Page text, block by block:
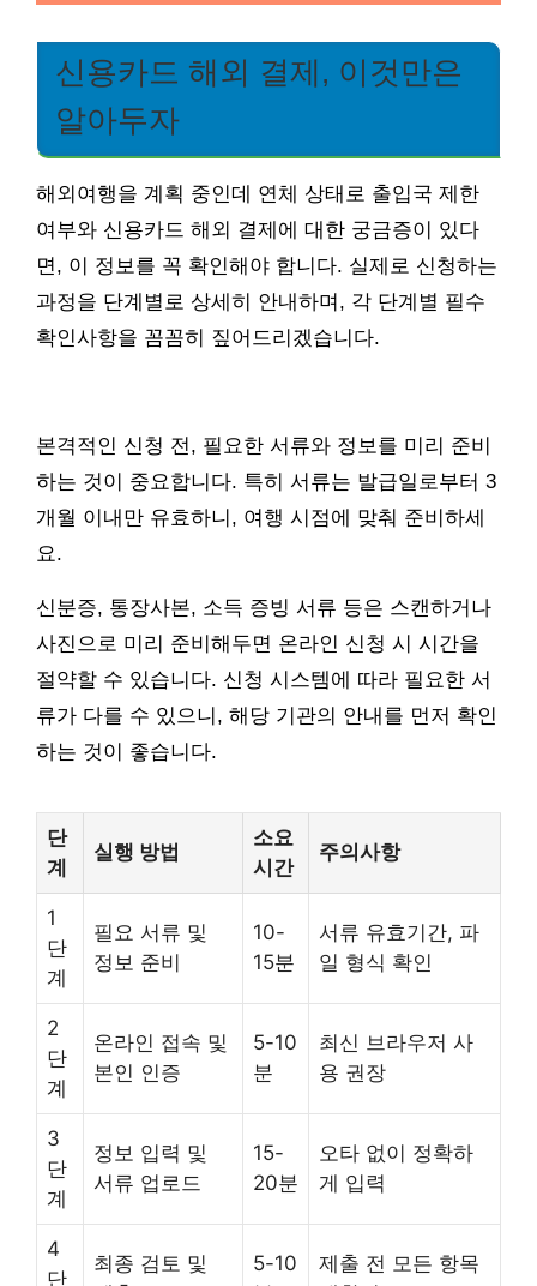
신용카드 해외 결제, 이것만은
알아두자
해외여행을 계획 중인데 연체 상태로 출입국 제한
여부와 신용카드 해외 결제에 대한 궁금증이 있다
면, 이 정보를 꼭 확인해야 합니다. 실제로 신청하는
과정을 단계별로 상세히 안내하며, 각 단계별 필수
확인사항을 꼼꼼히 짚어드리겠습니다.
본격적인 신청 전, 필요한 서류와 정보를 미리 준비
하는 것이 중요합니다. 특히 서류는 발급일로부터 3
개월 이내만 유효하니, 여행 시점에 맞춰 준비하세
요.
신분증, 통장사본, 소득 증빙 서류 등은 스캔하거나
사진으로 미리 준비해두면 온라인 신청 시 시간을
절약할 수 있습니다. 신청 시스템에 따라 필요한 서
류가 다를 수 있으니, 해당 기관의 안내를 먼저 확인
하는 것이 좋습니다.
단
계
실행 방법
소요
시간
주의사항
1
단
계
필요 서류 및
정보 준비
10-
15분
서류 유효기간, 파
일 형식 확인
2
단
계
온라인 접속 및
본인 인증
5-10
분
최신 브라우저 사
용 권장
3
단
계
정보 입력 및
서류 업로드
15-
20분
오타 없이 정확하
게 입력
4
단
최종 검토 및
5-10
제출 전 모든 항목